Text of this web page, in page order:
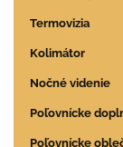
Termovizia
Kolimátor
Nočné videnie
Poľovnícke
Poľovnícke